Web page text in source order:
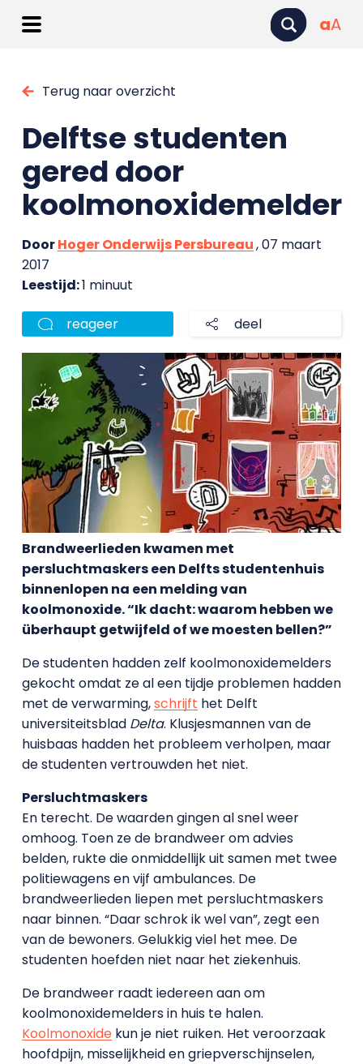
aA
Terug naar overzicht
Delftse studenten
gered door
koolmonoxidemelder
DoorHoger Onderwijs Persbureau, 07 maart
2017
Leestijd:1 minuut
reageer deel
Brandweerlieden kwamen met
persluchtmaskers een Delfts studentenhuis
binnenlopen na een melding van
koolmonoxide. “Ik dacht: waarom hebben we
überhaupt getwijfeld of we moesten bellen?”
De studenten hadden zelf koolmonoxidemelders
gekocht omdat ze al een tijdje problemen hadden
met de verwarming,schrijft het Delft
universiteitsblad Delta. Klusjesmannen van de
huisbaas hadden het probleem verholpen, maar
de studenten vertrouwden het niet.
Persluchtmaskers
En terecht. De waarden gingen al snel weer
omhoog. Toen ze de brandweer om advies
belden, rukte die onmiddellijk uit samen met twee
politiewagens en vijf ambulances. De
brandweerlieden liepen met persluchtmaskers
naar binnen. “Daar schrok ik wel van”, zegt een
van de bewoners. Gelukkig viel het mee. De
studenten hoefden niet naar het ziekenhuis.
De brandweer raadt iedereen aan om
koolmonoxidemelders in huis te halen.
Koolmonoxidekun je niet ruiken. Het veroorzaak
hoofdpijn, misselijkheid en griepverschijnselen,